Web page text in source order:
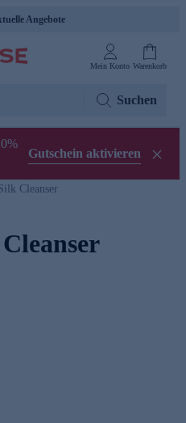
Angebote
Mein Konto Warenkorb
Suchen
Gutschein aktivieren
Cleanser